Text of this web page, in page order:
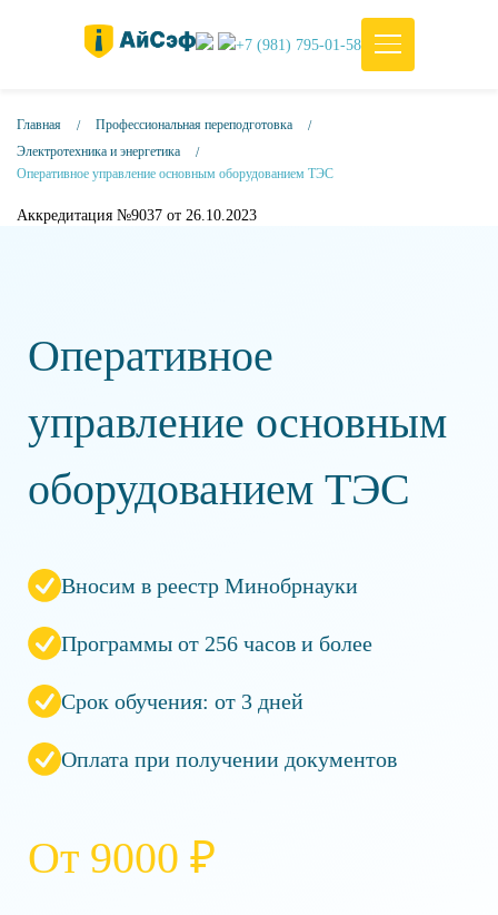
+7 (981) 795-01-58
Главная
Профессиональная переподготовка
Электротехника и энергетика
Оперативное управление основным оборудованием ТЭС
Аккредитация №9037 от 26.10.2023
Оперативное
управление основным
оборудованием ТЭС
Вносим в реестр Минобрнауки
Программы от 256 часов и более
Срок обучения: от 3 дней
Оплата при получении документов
От 9000 ₽